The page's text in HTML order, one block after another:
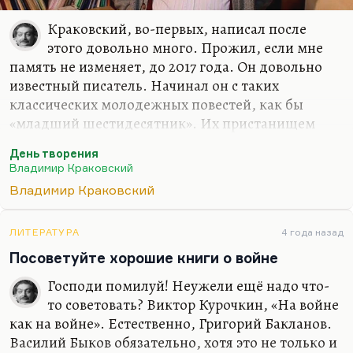
Краковский, во-первых, написал после
этого довольно много. Прожил, если мне
память не изменяет, до 2017 года. Он довольно
известный писатель. Начинал он с таких
классических молодежных повестей, как бы
«младший шестидесятник». Их пристанищем
аксеновские традиции, но уже без Аксенова. У
Краковского была экранизированная,
молодежная, очень стебная повесть «Какая у вас
молодежи. Потом он написал «День творения» –
роман, который не столько за крамолу, сколько за
формальную изощренность получил звездюлей в
советской прессе. Но очень быстро настала
Перестройка. Краковский во Владимире жил,…
День творения
Владимир Краковский
Владимир Краковский
ЛИТЕРАТУРА 4 года назад
Посоветуйте хорошие книги о войне
Господи помилуй! Неужели ещё надо что-
то советовать? Виктор Курочкин, «На войне
как на войне». Естественно, Григорий Бакланов.
Василий Быков обязательно, хотя это не только и